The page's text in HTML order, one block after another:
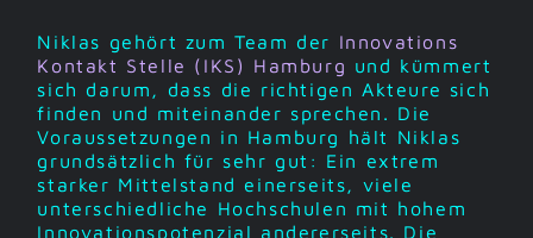
Niklas gehört zum Team der Innovations
Kontakt Stelle (IKS) Hamburg und kümmert
sich darum, dass die richtigen Akteure sich
finden und miteinander sprechen. Die
Voraussetzungen in Hamburg hält Niklas
grundsätzlich für sehr gut: Ein extrem
starker Mittelstand einerseits, viele
unterschiedliche Hochschulen mit hohem
Innovationspotenzial andererseits. Die